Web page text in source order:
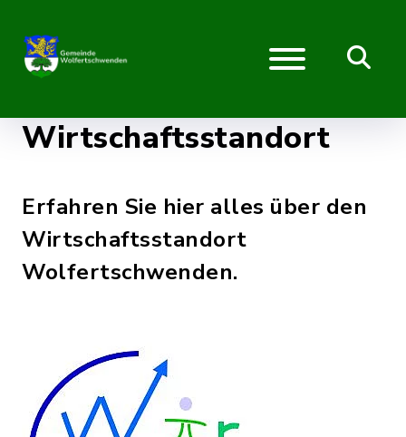
Wirtschaftsstandort
Erfahren Sie hier alles über den
Wirtschaftsstandort
Wolfertschwenden.